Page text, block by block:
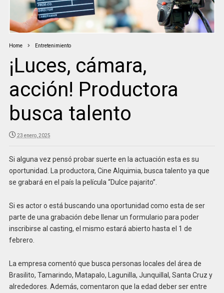
Home Entretenimiento
¡Luces, cámara,
acción! Productora
busca talento
23 enero, 2025
Si alguna vez pensó probar suerte en la actuación esta es su
oportunidad. La productora, Cine Alquimia, busca talento ya que
se grabará en el país la película “Dulce pajarito”.
Si es actor o está buscando una oportunidad como esta de ser
parte de una grabación debe llenar un formulario para poder
inscribirse al casting, el mismo estará abierto hasta el 1 de
febrero.
La empresa comentó que busca personas locales del área de
Brasilito, Tamarindo, Matapalo, Lagunilla, Junquillal, Santa Cruz y
alrededores. Además, comentaron que la edad deber ser entre